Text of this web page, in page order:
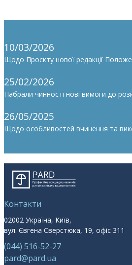
10/03/2026
Щодо Проєкту нової редакції
25/02/2026
Набрали чинності нові вимоги до
26/05/2025
Щодо особливостей вчинення та
Контакти
02002 Україна, Київ,
вул. Євгена Сверстюка, 19, офіс 311
(044) 516-52-27
pard@pard.ua